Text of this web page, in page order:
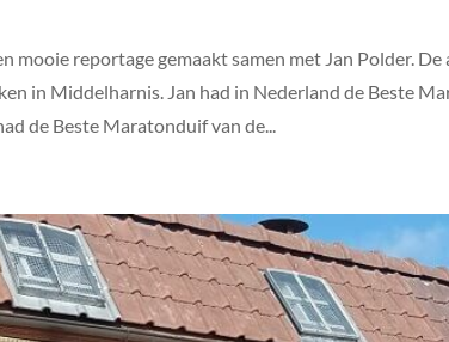
mooie reportage gemaakt samen met Jan Polder.
in Middelharnis. Jan had in Nederland de Beste
de Beste Maratonduif van de...